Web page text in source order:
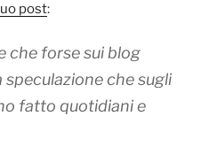
post:
che forse sui blog
che sugli
fatto quotidiani e